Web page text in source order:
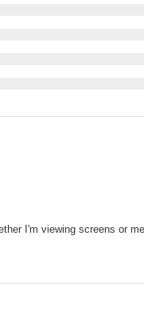
I'm viewing screens or